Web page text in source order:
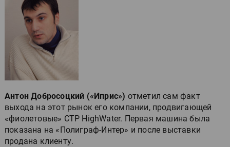
Антон Добросоцкий («Иприс») отметил сам факт
выхода на этот рынок его компании, продвигающей
«фиолетовые» CTP HighWater. Первая машина была
показана на «Полиграф-Интер» и после выставки
продана клиенту.